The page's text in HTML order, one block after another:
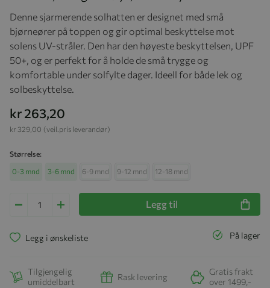
Denne sjarmerende solhatten er designet med små
bjørneører på toppen og gir optimal beskyttelse mot
solens UV-stråler. Den har den høyeste beskyttelsen, UPF
50+, og er perfekt for å holde de små trygge og
komfortable under solfylte dager. Ideell for både lek og
solbeskyttelse.
kr 263,20
(veil.pris leverandør)
kr 329,00
Størrelse
0-3 mnd 3-6 mnd 6-9 mnd 9-12 mnd 12-18 mnd
Legg til
På lager
Legg i ønskeliste
Tilgjengelig
umiddelbart
Rask levering
Gratis frakt
over 1499,-